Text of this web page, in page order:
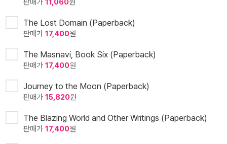
판매가 11,060원
The Lost Domain (Paperback)
판매가 17,400원
The Masnavi, Book Six (Paperback)
판매가 17,400원
Journey to the Moon (Paperback)
판매가 15,820원
The Blazing World and Other Writings (Paperback)
판매가 17,400원